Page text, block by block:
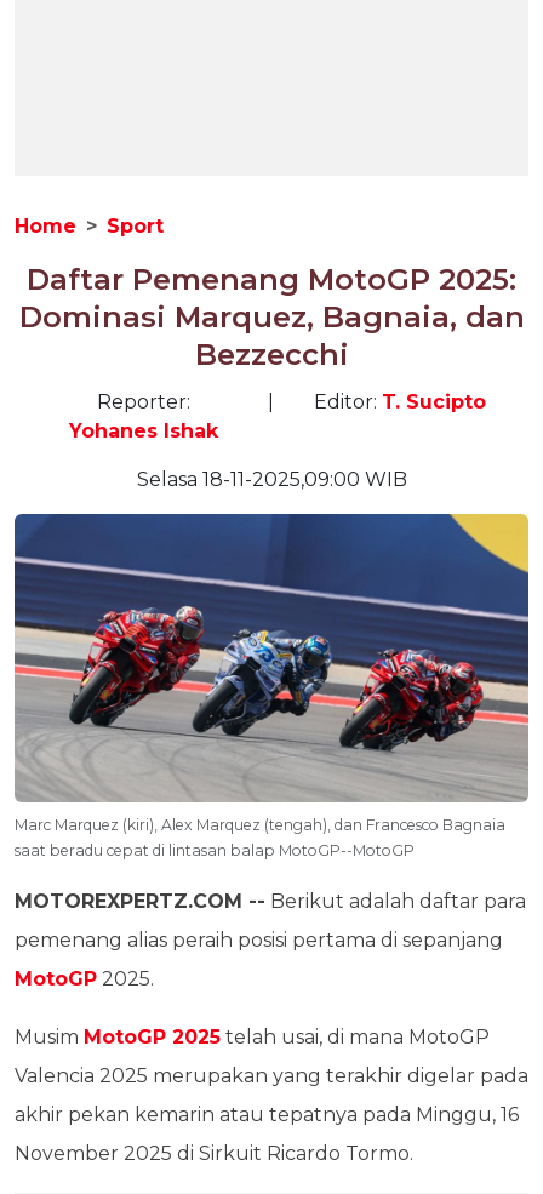
Home Sport
Daftar Pemenang MotoGP 2025:
Dominasi Marquez, Bagnaia, dan
Bezzecchi
Reporter:
Yohanes Ishak
Editor: T. Sucipto
Selasa 18-11-2025,09:00 WIB
Marc Marquez (kiri), Alex Marquez (tengah), dan Francesco Bagnaia
saat beradu cepat di lintasan balap MotoGP--MotoGP
MOTOREXPERTZ.COM -- Berikut adalah daftar para
pemenang alias peraih posisi pertama di sepanjang
MotoGP 2025.
Musim MotoGP 2025 telah usai, di mana MotoGP
Valencia 2025 merupakan yang terakhir digelar pada
akhir pekan kemarin atau tepatnya pada Minggu, 16
November 2025 di Sirkuit Ricardo Tormo.